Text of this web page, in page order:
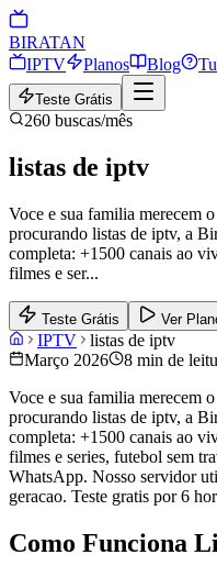
BIRATAN
IPTV
Planos Blog
Teste Grátis
260 buscas/mês
listas de iptv
Voce e sua familia merecem
procurando listas de iptv, a
completa: +1500 canais ao
filmes e ser...
Teste Grátis Ver
IPTV
listas de iptv
Março 2026
8 min de
Voce e sua familia merecem
procurando listas de iptv, a
completa: +1500 canais ao
filmes e series, futebol sem
WhatsApp. Nosso servidor
geracao. Teste gratis por 6
Como Funciona